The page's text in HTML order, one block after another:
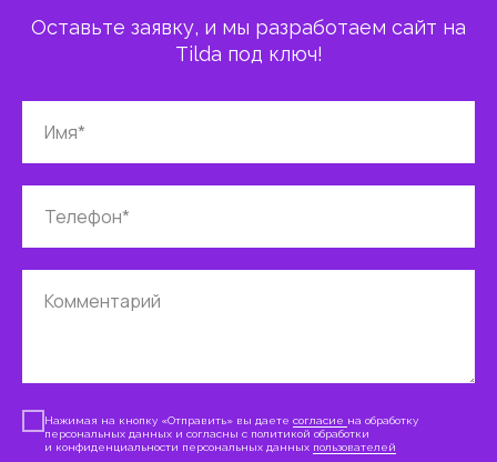
Оставьте заявку, и мы разработаем сайт на
Tilda под ключ!
Имя*
Телефон*
Комментарий
Нажимая на кнопку «Отправить» вы даете согласие на обработку
персональных данных и согласны с политикой обработки
и конфиденциальности персональных данных пользователей